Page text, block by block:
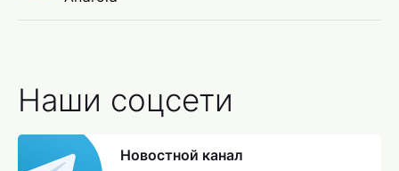
Наши соцсети
Новостной канал